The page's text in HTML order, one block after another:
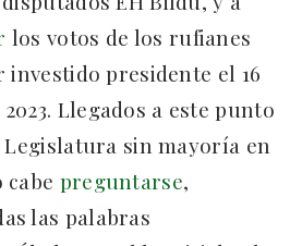
los votos de los rufianes
investido presidente el 16
Llegados a este punto
Legislatura sin mayoría en
preguntarse,
las palabras